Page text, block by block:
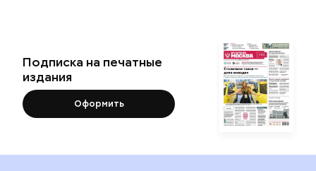
Подписка на печатные
издания
Оформить